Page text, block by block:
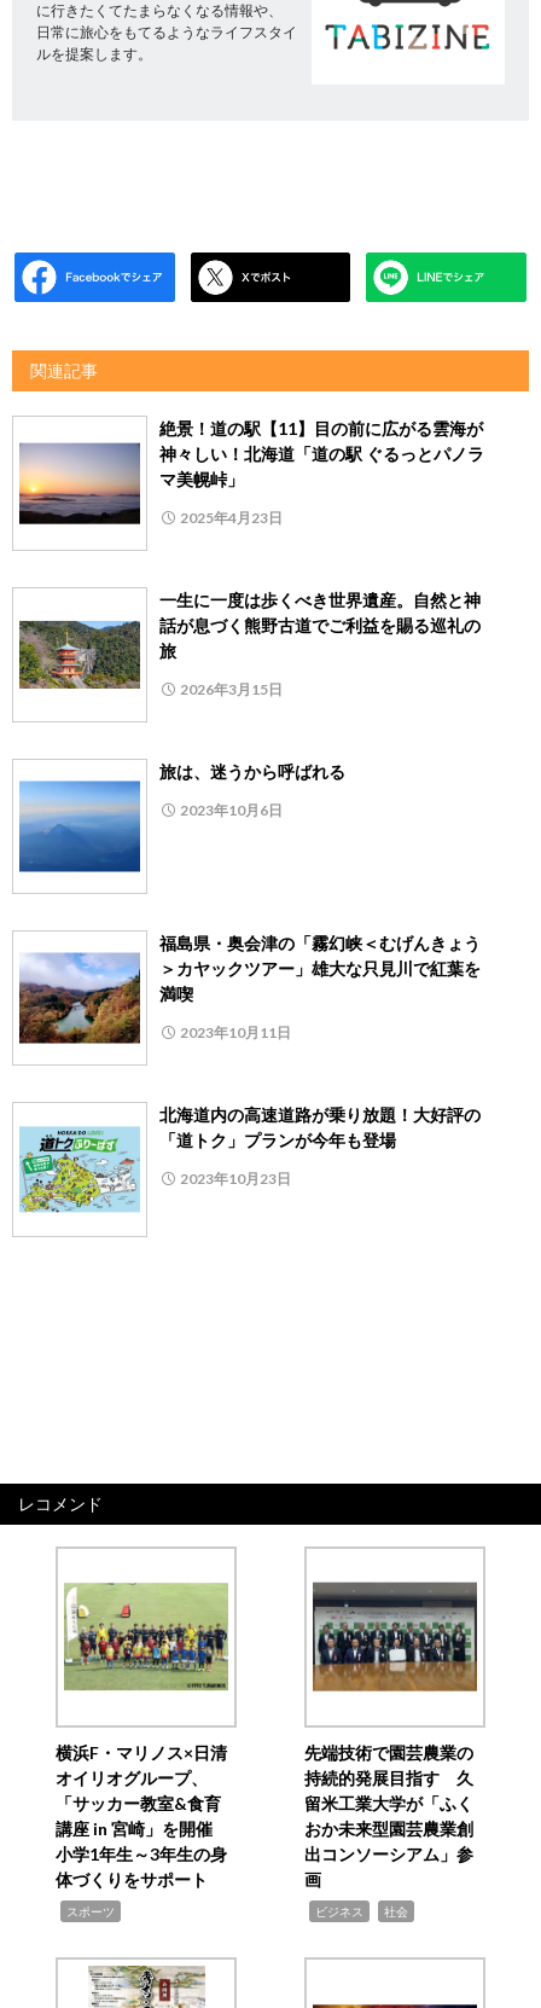
に行きたくてたまらなくなる情報や、
日常に旅心をもてるようなライフスタイ
ルを提案します。
関連記事
絶景！道の駅【11】目の前に広がる雲海が
神々しい！北海道「道の駅 ぐるっとパノラ
マ美幌峠」
2025年4月23日
一生に一度は歩くべき世界遺産。自然と神
話が息づく熊野古道でご利益を賜る巡礼の
旅
2026年3月15日
旅は、迷うから呼ばれる
2023年10月6日
福島県・奥会津の「霧幻峡＜むげんきょう
＞カヤックツアー」雄大な只見川で紅葉を
満喫
2023年10月11日
北海道内の高速道路が乗り放題！大好評の
「道トク」プランが今年も登場
2023年10月23日
レコメンド
横浜F・マリノス×日清
オイリオグループ、
「サッカー教室&食育
講座 in 宮崎」を開催
小学1年生～3年生の身
体づくりをサポート
スポーツ
先端技術で園芸農業の
持続的発展目指す 久
留米工業大学が「ふく
おか未来型園芸農業創
出コンソーシアム」参
画
ビジネス 社会